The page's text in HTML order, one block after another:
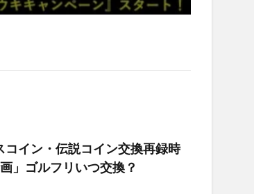
コイン・伝説コイン交換再録時
」ゴルフリいつ交換？